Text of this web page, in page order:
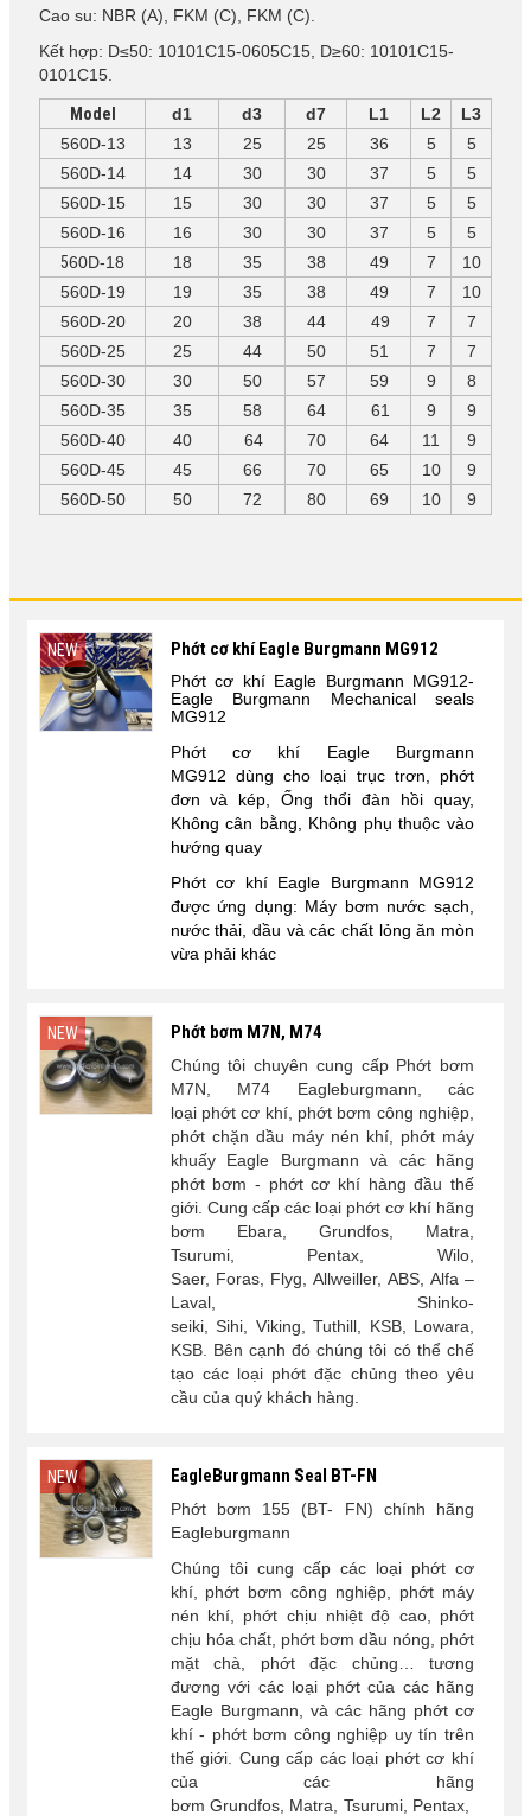
Cao su: NBR (A), FKM (C), FKM (C).
Kết hợp: D≤50: 10101C15-0605C15, D≥60: 10101C15-
0101C15.
Model d1 d3 d7 L1 L2
L3
560D-13
13 25 25 36 5
5
560D-14
14 30 30 37 5
5
560D-15
15 30 30 37 5
5
560D-16
16 30 30 37 5
5
560D-18 18 35 38 49 7
10
560D-19
19 35 38 49 7
10
560D-20
20 38 44 49 7
7
560D-25
25 44 50 51 7
7
560D-30
30 50 57 59 9
8
560D-35
35 58 64 61 9
9
560D-40
40 64 70 64 11
9
560D-45
45 66 70 65 10
9
560D-50
50 72 80 69 10 9
NEW Phớt cơ khí Eagle Burgmann MG912
Phớt cơ khí Eagle Burgmann MG912-
Eagle Burgmann Mechanical seals
MG912
Phớt cơ khí Eagle Burgmann
MG912 dùng cho loại trục trơn, phớt
đơn và kép, Ống thổi đàn hồi quay,
Không cân bằng, Không phụ thuộc vào
hướng quay
Phớt cơ khíEagle Burgmann MG912
được ứng dụng: Máy bơm nước sạch,
nước thải, dầu và các chất lỏng ăn mòn
vừa phải khác
NEW Phớt bơm M7N, M74
Chúng tôi chuyên cung cấp Phớt bơm
M7N, M74 Eagleburgmann, các
loại phớt cơ khí, phớt bơm công nghiệp,
phớt chặn dầu máy nén khí, phớt máy
khuấy Eagle Burgmann và các hãng
phớt bơm - phớt cơ khí hàng đầu thế
giới. Cung cấp các loại phớt cơ khí hãng
bơm Ebara, Grundfos, Matra,
Tsurumi, Pentax, Wilo,
Saer, Foras, Flyg, Allweiller, ABS, Alfa –
Laval, Shinko-
seiki, Sihi, Viking, Tuthill, KSB, Lowara,
KSB. Bên cạnh đó chúng tôi có thể chế
tạo các loại phớt đặc chủng theo yêu
cầu của quý khách hàng.
NEW EagleBurgmann Seal BT-FN
Phớt bơm 155 (BT- FN) chính hãng
Eagleburgmann
Chúng tôi cung cấp các loại phớt cơ
khí, phớt bơm công nghiệp, phớt máy
nén khí, phớt chịu nhiệt độ cao, phớt
chịu hóa chất, phớt bơm dầu nóng, phớt
mặt chà, phớt đặc chủng… tương
đương với các loại phớt của các hãng
Eagle Burgmann, và các hãng phớt cơ
khí - phớt bơm công nghiệp uy tín trên
thế giới. Cung cấp các loại phớt cơ khí
của các hãng
bơm Grundfos, Matra, Tsurumi, Pentax,